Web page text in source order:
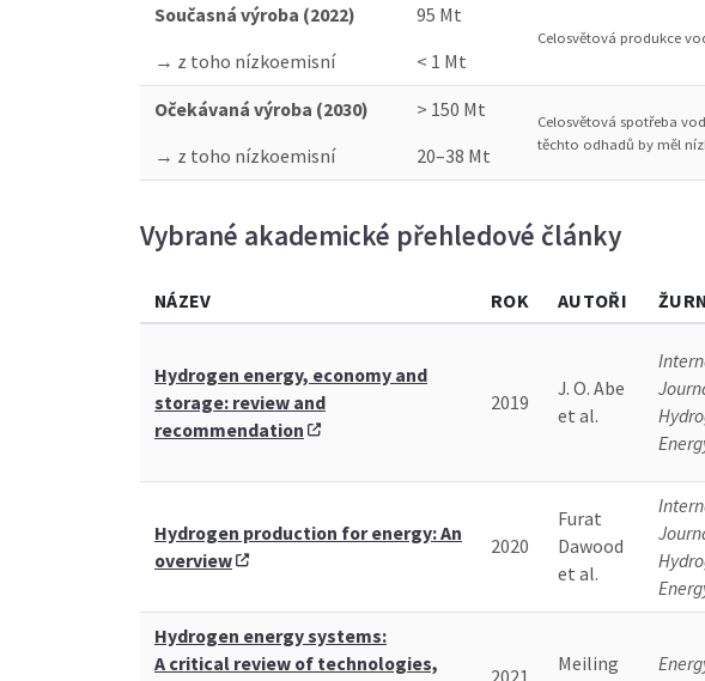
Současná výroba (2022)
→ z toho nízkoemisní
95 Mt
< 1 Mt
Celosvětová produkce
Očekávaná výroba (2030)
→ z toho nízkoemisní
> 150 Mt
20–38 Mt
Celosvětová spotřeba
těchto odhadů by měl
Vybrané akademické přehledové články
NÁZEV ROK AUTOŘI
Hydrogen energy, economy and
storage: review and
recommendation
2019
J. O. Abe
et al.
Hydrogen production for energy: An
overview
2020
Furat
Dawood
et al.
Hydrogen energy systems:
A critical review of technologies,
2021
Meiling